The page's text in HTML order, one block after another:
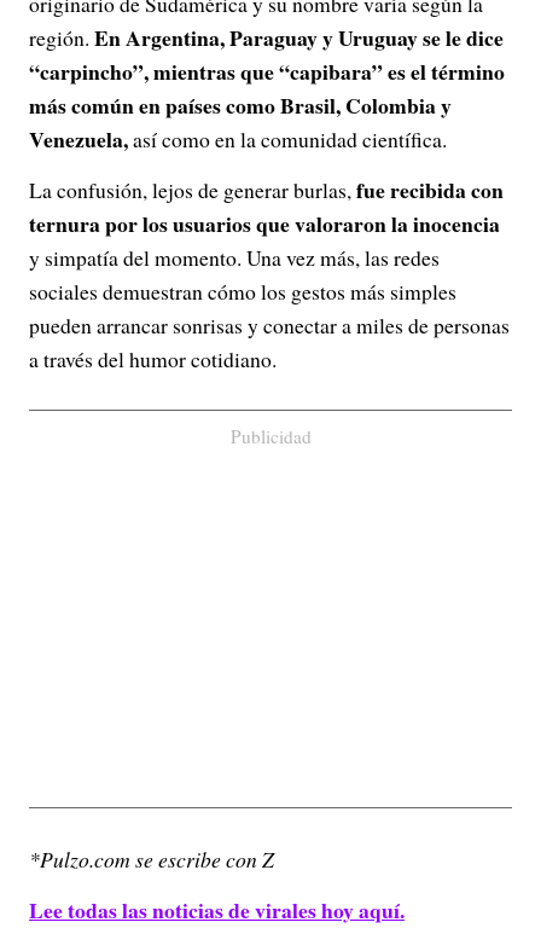
región. En Argentina, Paraguay y Uruguay se le dice
“carpincho”, mientras que “capibara” es el término
más común en países como Brasil, Colombia y
Venezuela,así como en la comunidad científica.
La confusión, lejos de generar burlas,fue recibida con
ternura por los usuarios que valoraron la inocencia
y simpatía del momento. Una vez más, las redes
sociales demuestran cómo los gestos más simples
pueden arrancar sonrisas y conectar a miles de personas
a través del humor cotidiano.
Publicidad
*Pulzo.com se escribe con Z
Lee todas las noticias de virales hoy aquí.